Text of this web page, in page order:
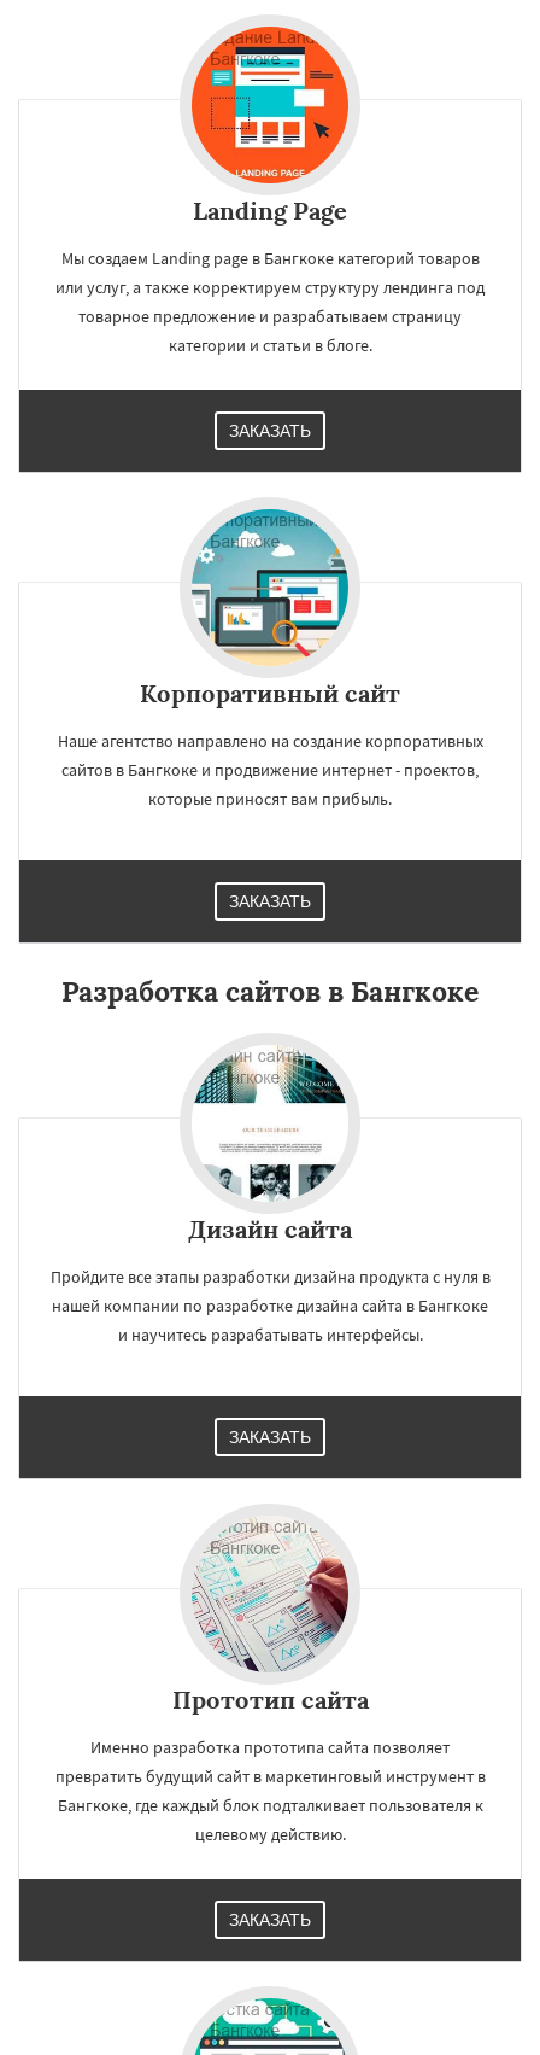
Landing Page
Мы создаем Landing page в Бангкоке категорий товаров
или услуг, а также корректируем структуру лендинга под
товарное предложение и разрабатываем страницу
категории и статьи в блоге.
ЗАКАЗАТЬ
Корпоративный сайт
Наше агентство направлено на создание корпоративных
сайтов в Бангкоке и продвижение интернет - проектов,
которые приносят вам прибыль.
ЗАКАЗАТЬ
Разработка сайтов в Бангкоке
Дизайн сайта
Пройдите все этапы разработки дизайна продукта с нуля в
нашей компании по разработке дизайна сайта в Бангкоке
и научитесь разрабатывать интерфейсы.
ЗАКАЗАТЬ
Прототип сайта
Именно разработка прототипа сайта позволяет
превратить будущий сайт в маркетинговый инструмент в
Бангкоке, где каждый блок подталкивает пользователя к
целевому действию.
ЗАКАЗАТЬ